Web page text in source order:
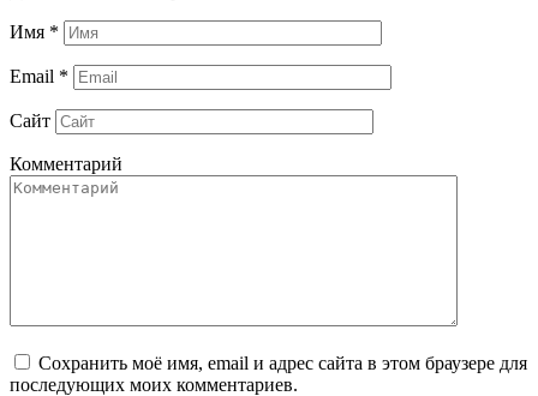
Имя *
Email *
Сайт
Комментарий
Сохранить моё имя, email и адрес сайта в этом браузере для
последующих моих комментариев.